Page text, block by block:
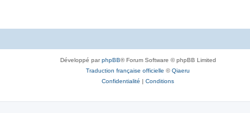
Développé parphpBB® Forum Software © phpBB Limited
Traduction française officielle ©Qiaeru
Confidentialité | Conditions